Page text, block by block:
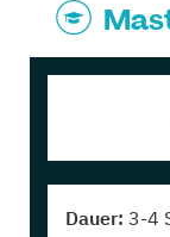
Dauer: 3-4